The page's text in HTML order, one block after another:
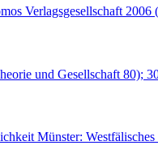
Verlagsgesellschaft
und Gesellschaft
Münster: